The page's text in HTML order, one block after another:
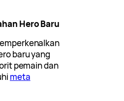
Hero Baru
baru yang
pemain dan
meta